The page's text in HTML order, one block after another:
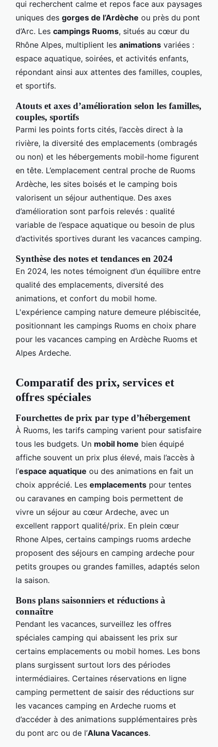
qui recherchent calme et repos face aux paysages
uniques des gorges de l’Ardèche ou près du pont
d’Arc. Les campings Ruoms, situés au cœur du
Rhône Alpes, multiplient les animations variées :
espace aquatique, soirées, et activités enfants,
répondant ainsi aux attentes des familles, couples,
et sportifs.
Atouts et axes d’amélioration selon les familles,
couples, sportifs
Parmi les points forts cités, l’accès direct à la
rivière, la diversité des emplacements (ombragés
ou non) et les hébergements mobil-home figurent
en tête. L’emplacement central proche de Ruoms
Ardèche, les sites boisés et le camping bois
valorisent un séjour authentique. Des axes
d’amélioration sont parfois relevés : qualité
variable de l’espace aquatique ou besoin de plus
d’activités sportives durant les vacances camping.
Synthèse des notes et tendances en 2024
En 2024, les notes témoignent d’un équilibre entre
qualité des emplacements, diversité des
animations, et confort du mobil home.
L'expérience camping nature demeure plébiscitée,
positionnant les campings Ruoms en choix phare
pour les vacances camping en Ardèche Ruoms et
Alpes Ardeche.
Comparatif des prix, services et
offres spéciales
Fourchettes de prix par type d’hébergement
À Ruoms, les tarifs camping varient pour satisfaire
tous les budgets. Un mobil home bien équipé
affiche souvent un prix plus élevé, mais l’accès à
l’espace aquatique ou des animations en fait un
choix apprécié. Les emplacements pour tentes
ou caravanes en camping bois permettent de
vivre un séjour au cœur Ardeche, avec un
excellent rapport qualité/prix. En plein cœur
Rhone Alpes, certains campings ruoms ardeche
proposent des séjours en camping ardeche pour
petits groupes ou grandes familles, adaptés selon
la saison.
Bons plans saisonniers et réductions à
connaître
Pendant les vacances, surveillez les offres
spéciales camping qui abaissent les prix sur
certains emplacements ou mobil homes. Les bons
plans surgissent surtout lors des périodes
intermédiaires. Certaines réservations en ligne
camping permettent de saisir des réductions sur
les vacances camping en Ardeche ruoms et
d’accéder à des animations supplémentaires près
du pont arc ou de l’Aluna Vacances.